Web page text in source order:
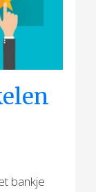
bankje